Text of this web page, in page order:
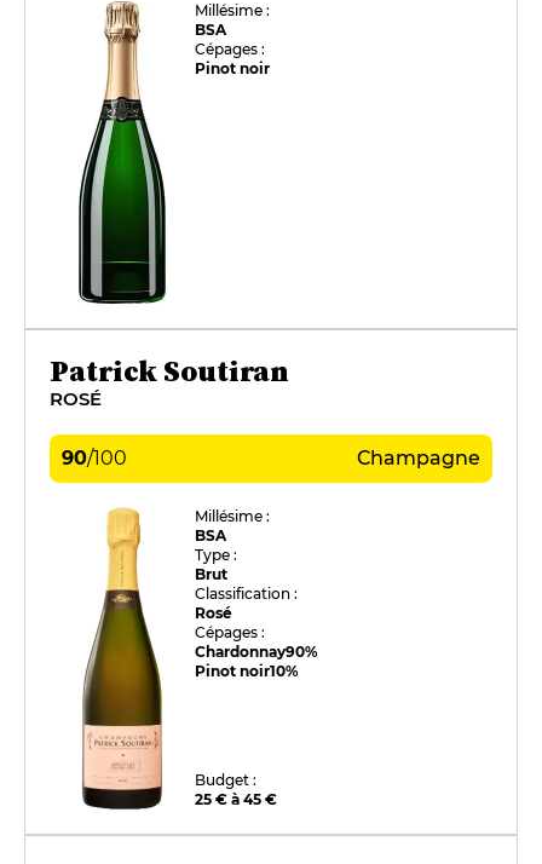
Millésime :
BSA
Cépages :
Pinot noir
Patrick Soutiran
ROSÉ
90/100 Champagne
Millésime :
BSA
Type :
Brut
Classification :
Rosé
Cépages :
Chardonnay90%
Pinot noir10%
Budget :
25 € à 45 €